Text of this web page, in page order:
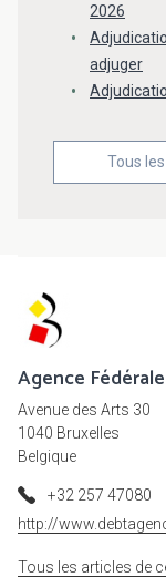
2026
adjuger
Tous
Agence
Avenue des Arts 30
1040 Bruxelles
Belgique
+32 257 47080
http://
Tous les articles de